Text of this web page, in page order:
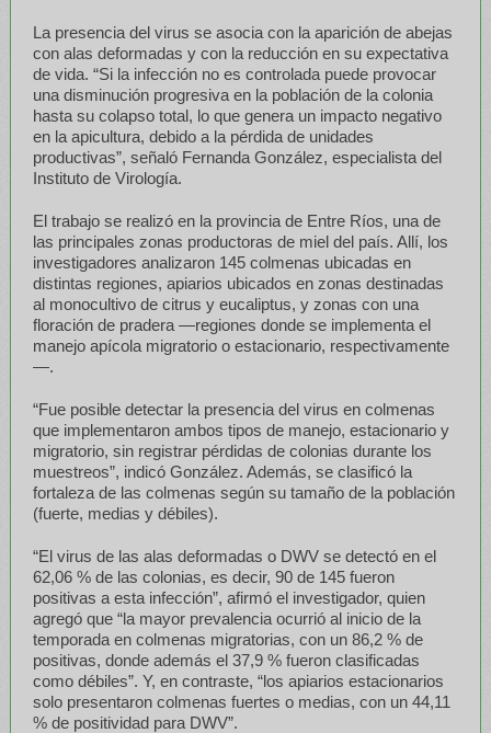
La presencia del virus se asocia con la aparición de abejas
con alas deformadas y con la reducción en su expectativa
de vida. “Si la infección no es controlada puede provocar
una disminución progresiva en la población de la colonia
hasta su colapso total, lo que genera un impacto negativo
en la apicultura, debido a la pérdida de unidades
productivas”, señaló Fernanda González, especialista del
Instituto de Virología.
El trabajo se realizó en la provincia de Entre Ríos, una de
las principales zonas productoras de miel del país. Allí, los
investigadores analizaron 145 colmenas ubicadas en
distintas regiones, apiarios ubicados en zonas destinadas
al monocultivo de citrus y eucaliptus, y zonas con una
floración de pradera —regiones donde se implementa el
manejo apícola migratorio o estacionario, respectivamente
—.
“Fue posible detectar la presencia del virus en colmenas
que implementaron ambos tipos de manejo, estacionario y
migratorio, sin registrar pérdidas de colonias durante los
muestreos”, indicó González. Además, se clasificó la
fortaleza de las colmenas según su tamaño de la población
(fuerte, medias y débiles).
“El virus de las alas deformadas o DWV se detectó en el
62,06 % de las colonias, es decir, 90 de 145 fueron
positivas a esta infección”, afirmó el investigador, quien
agregó que “la mayor prevalencia ocurrió al inicio de la
temporada en colmenas migratorias, con un 86,2 % de
positivas, donde además el 37,9 % fueron clasificadas
como débiles”. Y, en contraste, “los apiarios estacionarios
solo presentaron colmenas fuertes o medias, con un 44,11
% de positividad para DWV”.